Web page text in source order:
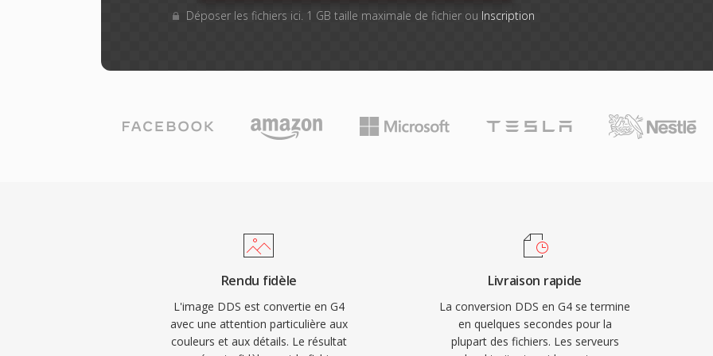
Déposer les fichiers ici. 1 GB taille maximale de fichier ou Inscription
Rendu fidèle
L'image DDS est convertie en G4
avec une attention particulière aux
couleurs et aux détails. Le résultat
Livraison rapide
La conversion DDS en G4 se termine
en quelques secondes pour la
plupart des fichiers. Les serveurs